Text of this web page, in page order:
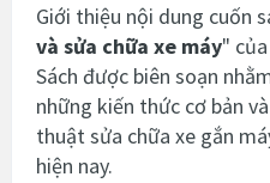
Giới thiệu nội dung cuốn
và sửa chữa xe máy"
Sách được biên soạn
những kiến thức cơ bản
thuật sửa chữa xe gắn
hiện nay.